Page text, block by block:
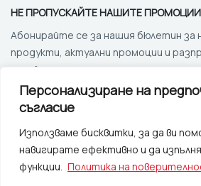
Персонализиране на
съгласие
Използваме бисквитки, за да ви
навигирате ефективно и да
функции. Политика на
НЕ ПРОПУСКАЙТЕ НАШИТЕ
Абонирайте се за нашия бюлетин за
продукти, актуални промоции и
онлайн магазин
© 2025Геномакс Груп.Всички права
на онлайн магазин